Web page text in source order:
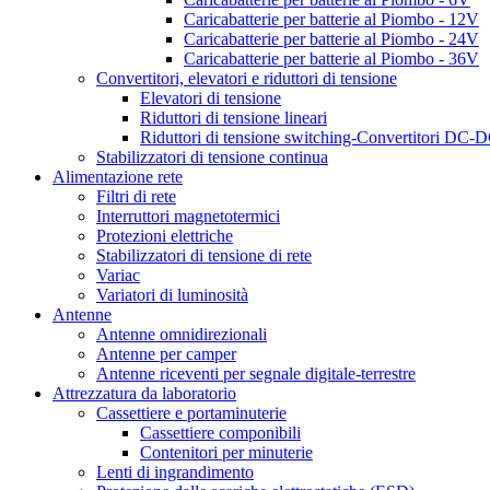
Caricabatterie per batterie al Piombo - 12V
Caricabatterie per batterie al Piombo - 24V
Caricabatterie per batterie al Piombo - 36V
Convertitori, elevatori e riduttori di tensione
Elevatori di tensione
Riduttori di tensione lineari
Riduttori di tensione switching-Convertitori DC-
Stabilizzatori di tensione continua
Alimentazione rete
Filtri di rete
Interruttori magnetotermici
Protezioni elettriche
Stabilizzatori di tensione di rete
Variac
Variatori di luminosità
Antenne
Antenne omnidirezionali
Antenne per camper
Antenne riceventi per segnale digitale-terrestre
Attrezzatura da laboratorio
Cassettiere e portaminuterie
Cassettiere componibili
Contenitori per minuterie
Lenti di ingrandimento